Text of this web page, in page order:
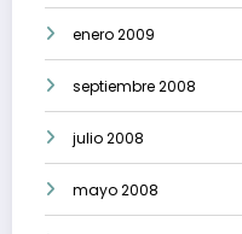
enero 2009
septiembre 2008
julio 2008
mayo 2008